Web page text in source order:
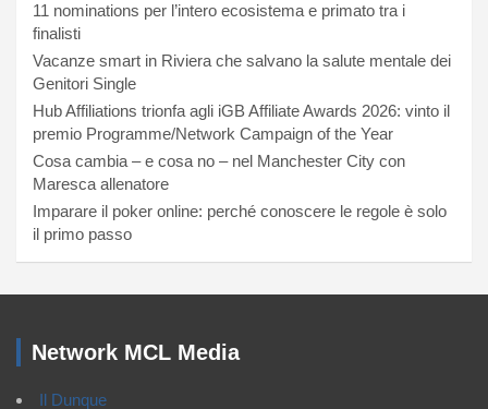
11 nominations per l’intero ecosistema e primato tra i
finalisti
Vacanze smart in Riviera che salvano la salute mentale dei
Genitori Single
Hub Affiliations trionfa agli iGB Affiliate Awards 2026: vinto il
premio Programme/Network Campaign of the Year
Cosa cambia – e cosa no – nel Manchester City con
Maresca allenatore
Imparare il poker online: perché conoscere le regole è solo
il primo passo
Network MCL Media
Il Dunque